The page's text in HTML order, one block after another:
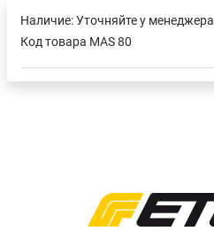
Наличие:Уточняйте у менеджера
Код товара MAS 80